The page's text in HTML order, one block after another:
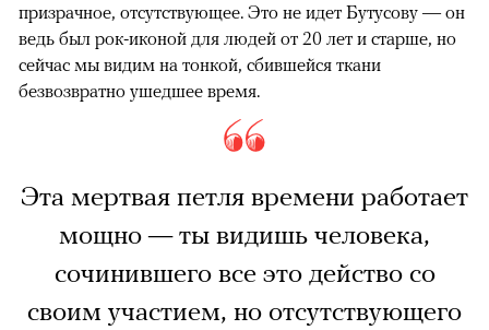
призрачное, отсутствующее. Это не идет Бутусову — он
ведь был рок-иконой для людей от 20 лет и старше, но
сейчас мы видим на тонкой, сбившейся ткани
безвозвратно ушедшее время.
Эта мертвая петля времени работает
мощно — ты видишь человека,
сочинившего все это действо со
своим участием, но отсутствующего